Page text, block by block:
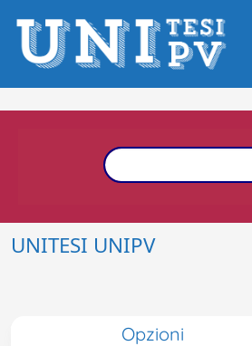
UNITESI UNIPV
Opzioni